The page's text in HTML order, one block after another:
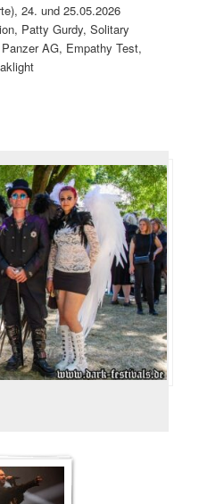
24. und 25.05.2026
Patty Gurdy, Solitary
AG, Empathy Test,